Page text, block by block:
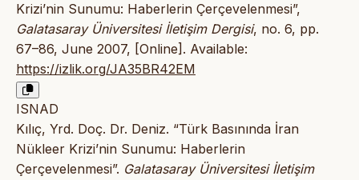
Krizi’nin Sunumu: Haberlerin Çerçevelenmesi”,
Galatasaray Üniversitesi İletişim Dergisi, no. 6, pp.
67–86, June 2007, [Online]. Available:
https://izlik.org/JA35BR42EM
ISNAD
Kılıç, Yrd. Doç. Dr. Deniz. “Türk Basınında İran
Nükleer Krizi’nin Sunumu: Haberlerin
Çerçevelenmesi”. Galatasaray Üniversitesi İletişim